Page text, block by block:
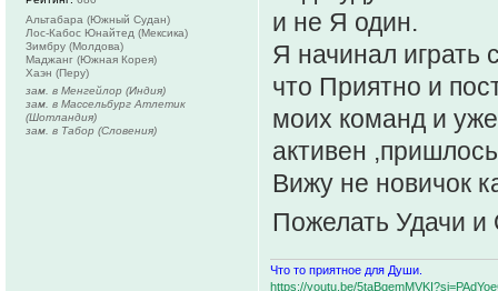
и не Я один.
Я начинал играть
что Приятно и
моих команд и
активен
Вижу не новичок
Пожелать Удачи
Что то приятное для Души.
https://youtu.be/
Альтабара (Южный Судан)
Лос-Кабос Юнайтед (Мексика)
Зимбру (Молдова)
Маджанг (Южная Корея)
Хаэн (Перу)
зам. в Менгейлор (Индия)
зам. в Массельбург Атлетик
(Шотландия)
зам. в Табор (Словения)